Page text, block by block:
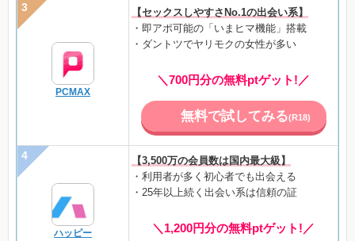
PCMAX
【セックスしやすさNo.1の出会い系】
・即アポ可能の「いまヒマ機能」搭載
・ダントツでヤリモクの女性が多い
＼700円分の無料ptゲット!／
無料で試してみる(R18)
ハッピー
【3,500万の会員数は国内最大級】
・利用者が多く初心者でも出会える
・25年以上続く出会い系は信頼の証
＼1,200円分の無料ptゲット!／